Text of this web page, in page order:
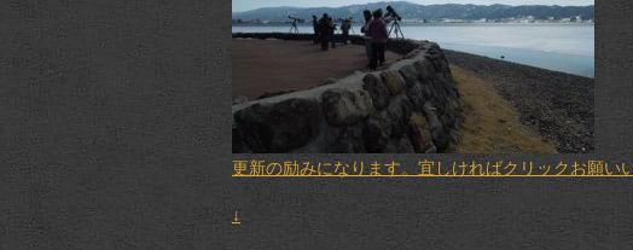
更新の励みになります。宜しければクリックお願い
↓